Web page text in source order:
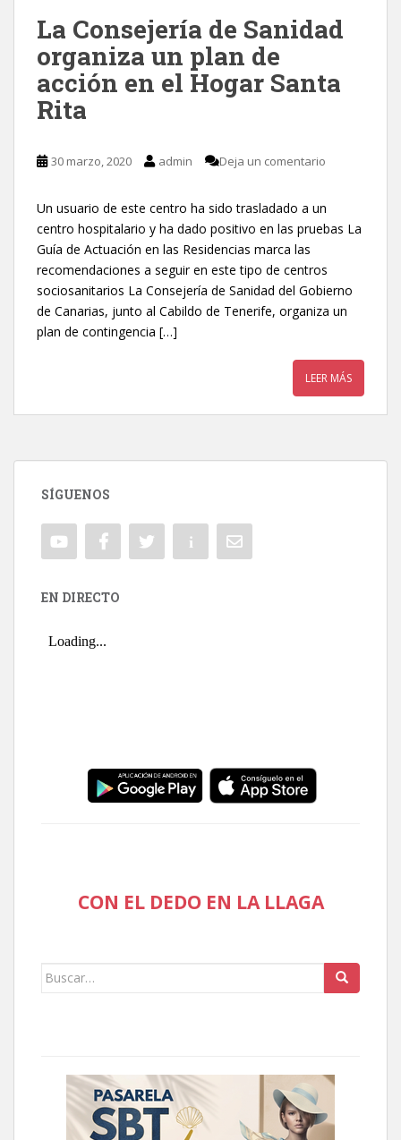
La Consejería de Sanidad
organiza un plan de
acción en el Hogar Santa
Rita
30 marzo, 2020 admin Deja un comentario
Un usuario de este centro ha sido trasladado a un
centro hospitalario y ha dado positivo en las pruebas La
Guía de Actuación en las Residencias marca las
recomendaciones a seguir en este tipo de centros
sociosanitarios La Consejería de Sanidad del Gobierno
de Canarias, junto al Cabildo de Tenerife, organiza un
plan de contingencia […]
LEER MÁS
SÍGUENOS
EN DIRECTO
CON EL DEDO EN LA LLAGA
Buscar: